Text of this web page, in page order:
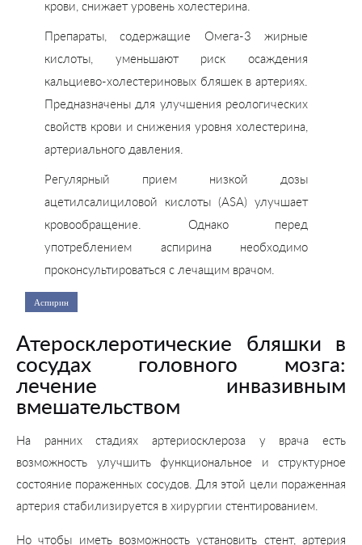
крови, снижает уровень холестерина.
Препараты, содержащие Омега-3 жирные
кислоты, уменьшают риск осаждения
кальциево-холестериновых бляшек в артериях.
Предназначены для улучшения реологических
свойств крови и снижения уровня холестерина,
артериального давления.
Регулярный прием низкой дозы
ацетилсалициловой кислоты (ASA) улучшает
кровообращение. Однако перед
употреблением аспирина необходимо
проконсультироваться с лечащим врачом.
Аспирин
Атеросклеротические бляшки в
сосудах головного мозга:
лечение инвазивным
вмешательством
На ранних стадиях артериосклероза у врача есть
возможность улучшить функциональное и структурное
состояние пораженных сосудов. Для этой цели пораженная
артерия стабилизируется в хирургии стентированием.
Но чтобы иметь возможность установить стент, артерия